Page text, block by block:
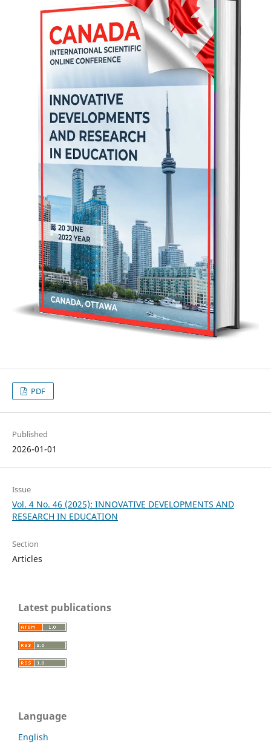
PDF
Published
2026-01-01
Issue
Vol. 4 No. 46 (2025): INNOVATIVE DEVELOPMENTS AND
RESEARCH IN EDUCATION
Section
Articles
Latest publications
Language
English